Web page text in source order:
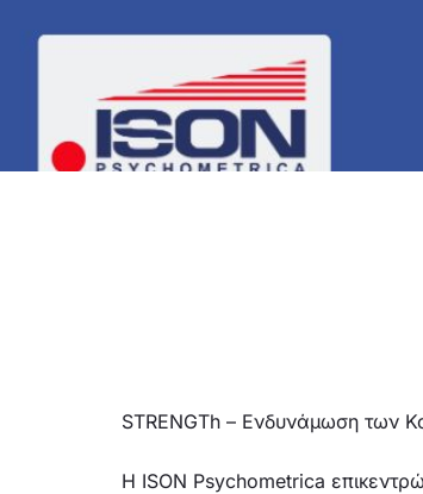
STRENGTh – Ενδυνάμωση των
H ISON Psychometrica